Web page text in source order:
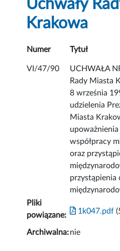
Uchwały
Krakowa
Numer Tytuł
VI/47/90
UCHWAŁA
Rady Miasta
8 września
udzielenia
Miasta
współpracy
oraz
przystąpienia
Pliki
powiązane:
1k047.pdf
Archiwalna:nie